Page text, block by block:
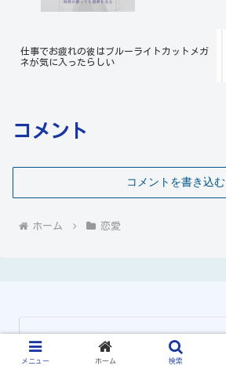
仕事でお疲れの彼はブルーライトカットメガ
ネが気に入ったらしい
コメント
コメントを書き込む
ホーム 恋愛
メニュー ホーム 検索